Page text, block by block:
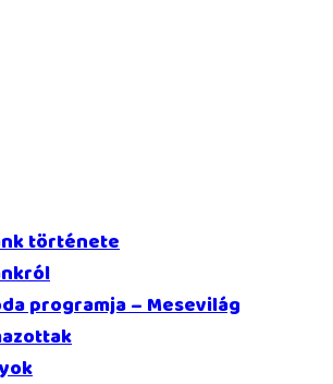
története
programja – Mesevilág